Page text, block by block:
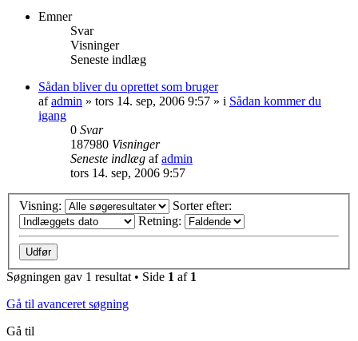
Emner
Svar
Visninger
Seneste indlæg
Sådan bliver du oprettet som bruger
afadmin » tors 14. sep, 2006 9:57 » i Sådan kommer du
igang
0 Svar
187980 Visninger
Seneste indlæg afadmin
tors 14. sep, 2006 9:57
Visning:
Sorter efter:
Retning:
Søgningen gav 1 resultat • Side 1 af 1
Gå til avanceret søgning
Gå til